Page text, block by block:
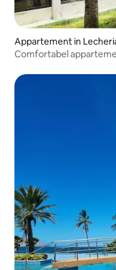
Appartement in
Comfortabel